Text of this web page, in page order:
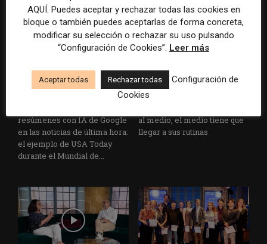
resúmenes con IA de Google
en las noticias de última hora:
el ejemplo de USA Today
durante el Mundial de...
al medio, el medio tiene que
llegar a sus rutinas
AQUÍ. Puedes aceptar y rechazar todas las cookies en
bloque o también puedes aceptarlas de forma concreta,
modificar su selección o rechazar su uso pulsando
“Configuración de Cookies”. Leer más
Aceptar todas Rechazar todas
Configuración de
Cookies